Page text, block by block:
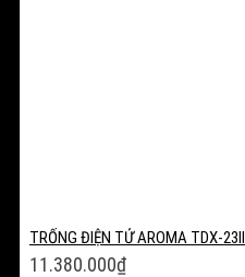
TRỐNG ĐIỆN TỬ AROMA TDX-23II
11.380.000₫